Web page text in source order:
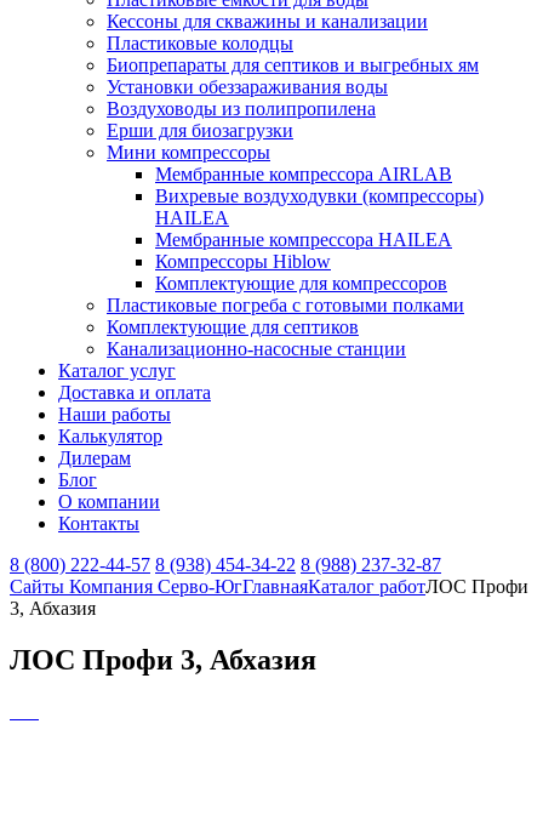
Кессоны для скважины и канализации
Пластиковые колодцы
Биопрепараты для септиков и выгребных ям
Установки обеззараживания воды
Воздуховоды из полипропилена
Ерши для биозагрузки
Мини компрессоры
Мембранные компрессора AIRLAB
Вихревые воздуходувки (компрессоры)
HAILEA
Мембранные компрессора HAILEA
Компрессоры Hiblow
Комплектующие для компрессоров
Пластиковые погреба с готовыми полками
Комплектующие для септиков
Канализационно-насосные станции
Каталог услуг
Доставка и оплата
Наши работы
Калькулятор
Дилерам
Блог
О компании
Контакты
8 (800) 222-44-57 8 (938) 454-34-22 8 (988) 237-32-87
Сайты Компания Серво-ЮгГлавнаяКаталог работЛОС Профи
3, Абхазия
ЛОС Профи 3, Абхазия